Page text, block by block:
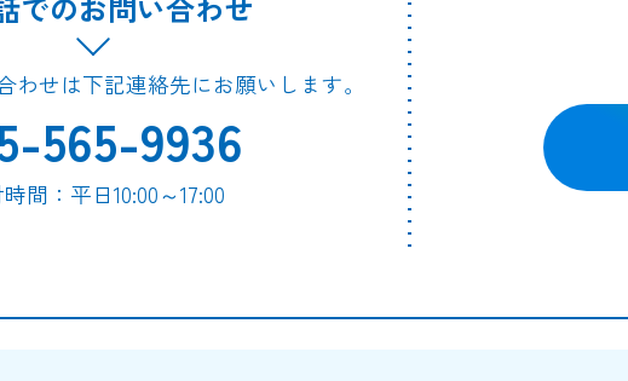
わせは下記連絡先にお願いします。
565-9936
間：平日10:00～17:00